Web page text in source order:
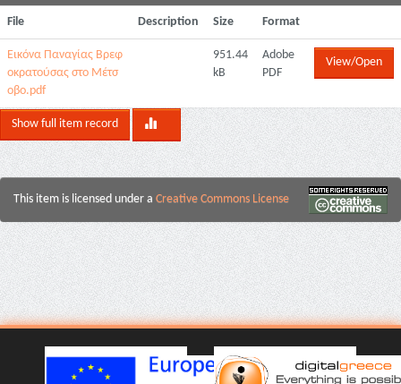
File Description Size Format
Εικόνα Παναγίας Βρεφ
οκρατούσας στο Μέτσ
οβο.pdf
951.44
kB
Adobe
PDF
View/Open
Show full item record
This item is licensed under a Creative Commons License